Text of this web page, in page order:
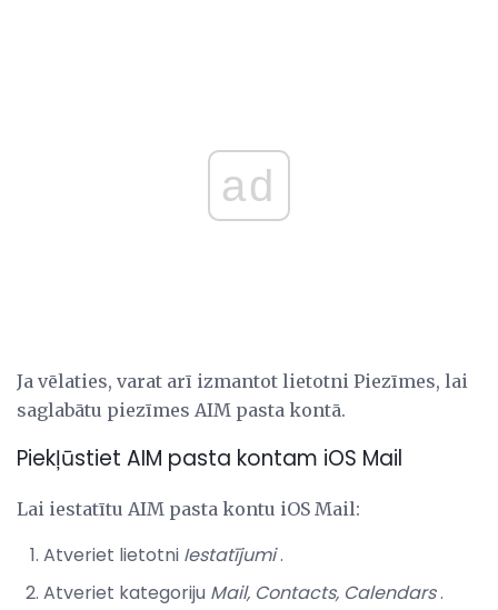
ad
Ja vēlaties, varat arī izmantot lietotni Piezīmes, lai
saglabātu piezīmes AIM pasta kontā.
Piekļūstiet AIM pasta kontam iOS Mail
Lai iestatītu AIM pasta kontu iOS Mail:
Atveriet lietotni Iestatījumi.
Atveriet kategoriju Mail, Contacts, Calendars.